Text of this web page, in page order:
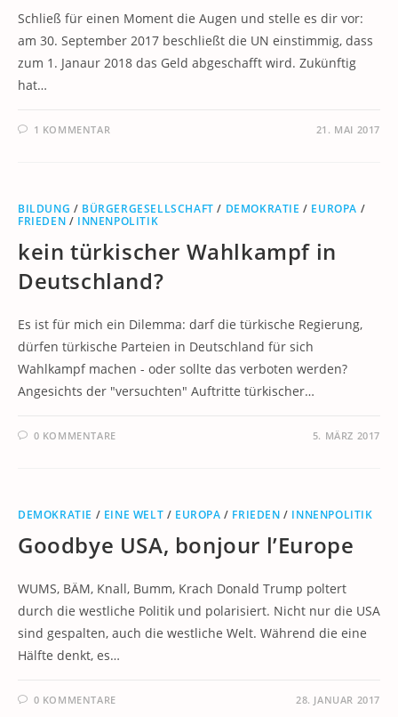
Schließ für einen Moment die Augen und stelle es dir vor:
am 30. September 2017 beschließt die UN einstimmig, dass
zum 1. Janaur 2018 das Geld abgeschafft wird. Zukünftig
hat…
1 KOMMENTAR 21. MAI 2017
BILDUNG / BÜRGERGESELLSCHAFT / DEMOKRATIE / EUROPA /
FRIEDEN / INNENPOLITIK
kein türkischer Wahlkampf in
Deutschland?
Es ist für mich ein Dilemma: darf die türkische Regierung,
dürfen türkische Parteien in Deutschland für sich
Wahlkampf machen - oder sollte das verboten werden?
Angesichts der "versuchten" Auftritte türkischer…
0 KOMMENTARE 5. MÄRZ 2017
DEMOKRATIE / EINE WELT / EUROPA / FRIEDEN / INNENPOLITIK
Goodbye USA, bonjour l’Europe
WUMS, BÄM, Knall, Bumm, Krach Donald Trump poltert
durch die westliche Politik und polarisiert. Nicht nur die USA
sind gespalten, auch die westliche Welt. Während die eine
Hälfte denkt, es…
0 KOMMENTARE 28. JANUAR 2017